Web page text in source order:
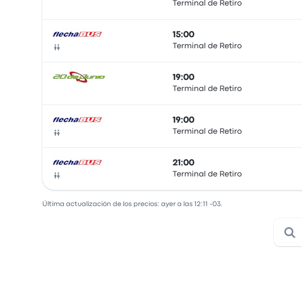
Terminal de Retiro
Autobús
15:00
Terminal de Retiro
19:00
Terminal de Retiro
Autobús
19:00
Terminal de Retiro
Autobús
21:00
Terminal de Retiro
Última actualización de los precios: ayer a las 12:11 -03.